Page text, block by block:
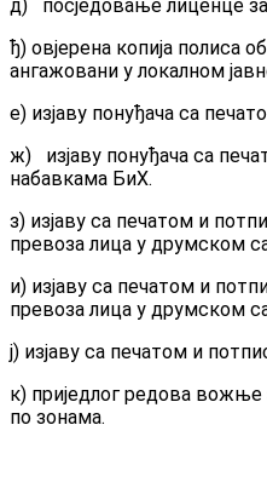
д) посједовање лиценце за
ђ) овјерена копија полиса
ангажовани у локалном
е) изјаву понуђача са
ж) изјаву понуђача са
набавкама БиХ.
з) изјаву са печатом и
превоза лица у друмском
и) изјаву са печатом и
превоза лица у друмском
ј) изјаву са печатом и
к) приједлог редова
по зонама.